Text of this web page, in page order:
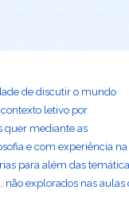
de discutir o mundo
letivo por
quer mediante as
e com experiência na
para além das
não explorados nas aulas